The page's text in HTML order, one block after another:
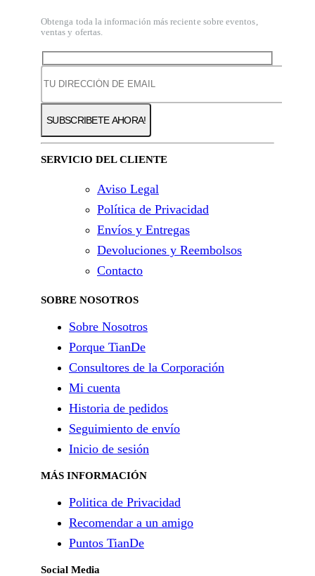
Obtenga toda la información más reciente sobre eventos,
ventas y ofertas.
SERVICIO DEL CLIENTE
Aviso Legal
Política de Privacidad
Envíos y Entregas
Devoluciones y Reembolsos
Contacto
SOBRE NOSOTROS
Sobre Nosotros
Porque TianDe
Consultores de la Corporación
Mi cuenta
Historia de pedidos
Seguimiento de envío
Inicio de sesión
MÁS INFORMACIÓN
Politica de Privacidad
Recomendar a un amigo
Puntos TianDe
Social Media